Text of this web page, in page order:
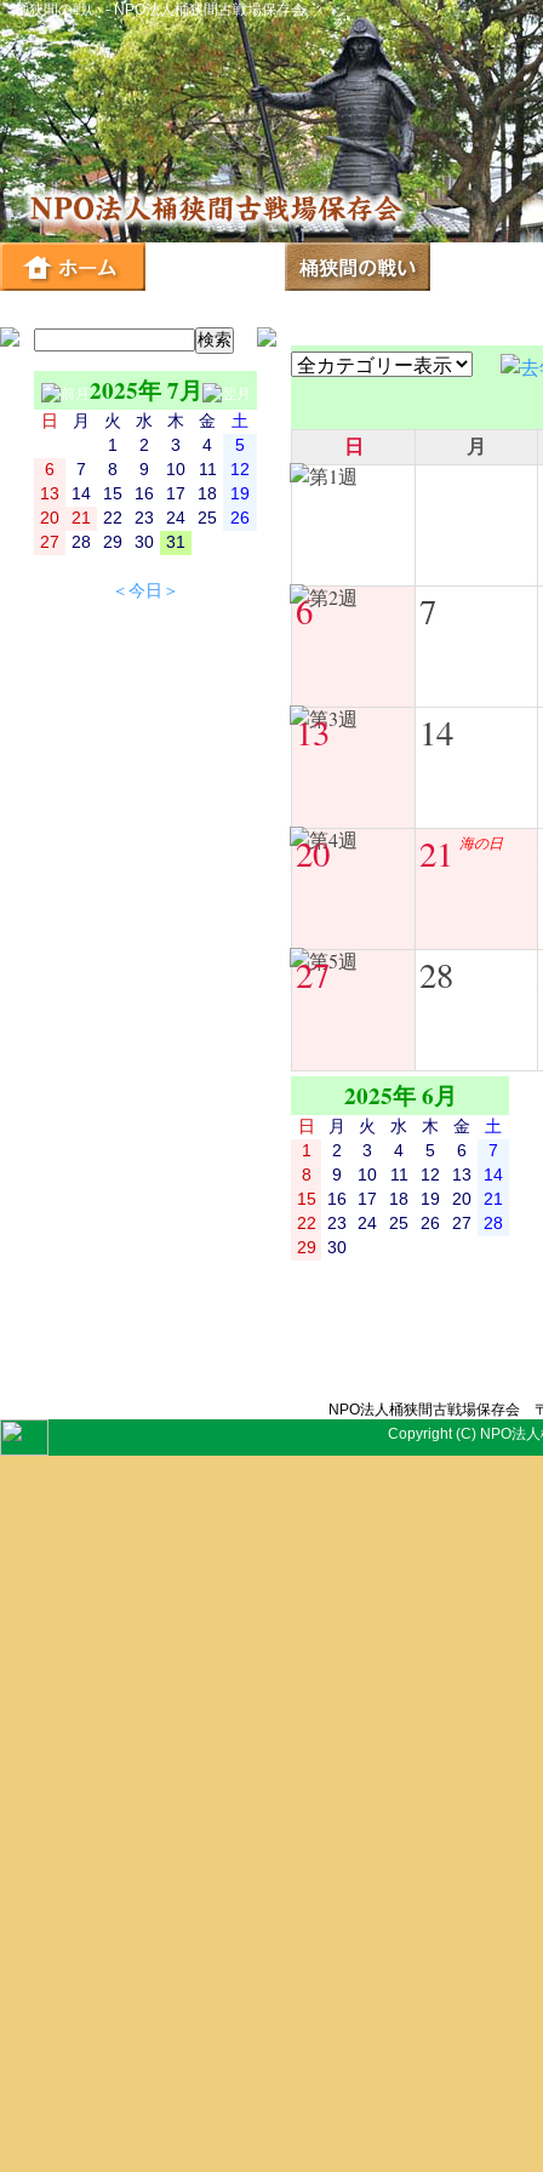
桶狭間の戦い - NPO法人桶狭間古戦場保存会
2025年 7月
日 月 火 水 木 金
土
1
2 3 4
5
6
7 8 9 10 11
12
13
14 15 16 17 18
19
20
21 22 23 24 25
26
27
28 29 30 31
＜今日＞
日 月
6 7
13 14
20 21 海の日
27 28
2025年 6月
日 月 火 水 木 金
土
1
2 3 4 5 6
7
8
9 10 11 12 13
14
15
16 17 18 19 20
21
22
23 24 25 26 27
28
29
30
NPO法人桶狭間古戦場保存
Copyright (C) NPO法